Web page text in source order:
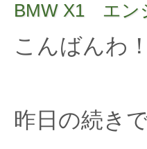
BMW X1 エン
こんばんわ！
昨日の続きで